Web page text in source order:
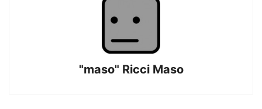
"maso" Ricci Maso